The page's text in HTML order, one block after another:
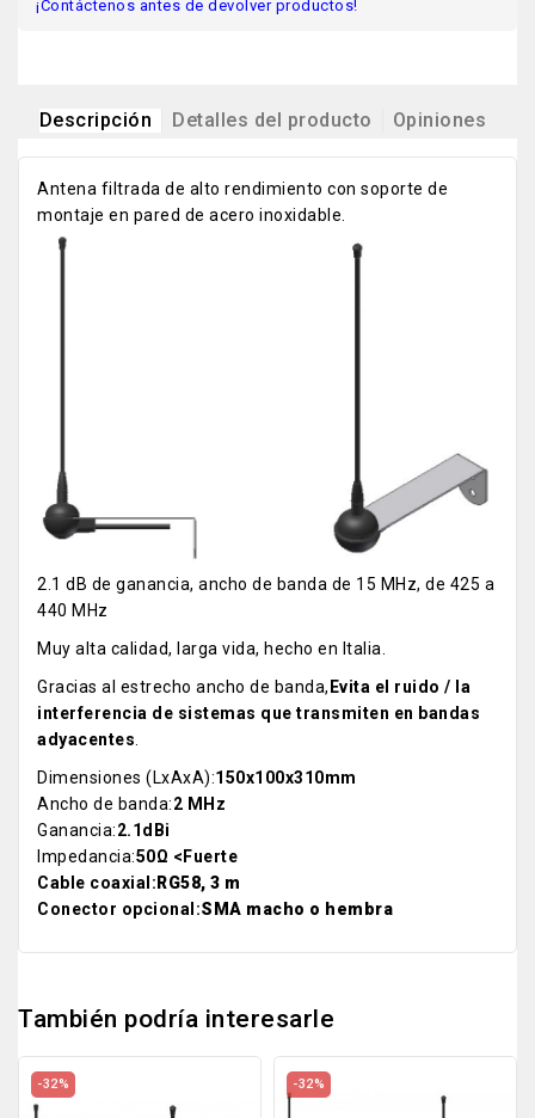
¡Contáctenos antes de devolver productos!
Descripción Detalles del producto Opiniones
Antena filtrada de alto rendimiento con soporte de
montaje en pared de acero inoxidable.
2.1 dB de ganancia, ancho de banda de 15 MHz, de 425 a
440 MHz
Muy alta calidad, larga vida, hecho en Italia.
Gracias al estrecho ancho de banda, Evita el ruido / la
interferencia de sistemas que transmiten en bandas
adyacentes
Dimensiones (LxAxA):150x100x310mm
Ancho de banda:2 MHz
Ganancia:2.1dBi
Impedancia:50Ω <Fuerte
Cable coaxial: RG58, 3 m
Conector opcional:SMA macho o hembra
También podría interesarle
-32% -32%